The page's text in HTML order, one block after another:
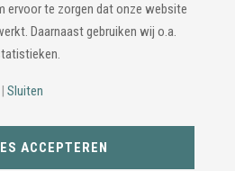
& Accountants |
ervoor te zorgen dat onze website
Daarnaast gebruiken wij o.a.
Sluiten
ACCEPTEREN